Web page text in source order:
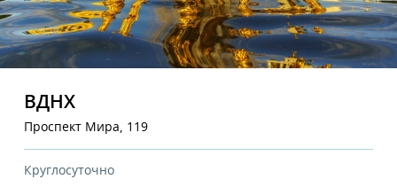
ВДНХ
Проспект Мира, 119
Круглосуточно